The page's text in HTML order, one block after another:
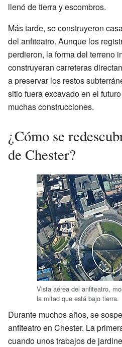
llenó de tierra y escombros.
Más tarde, se construyeron
del anfiteatro. Aunque los
perdieron, la forma del terreno
construyeran carreteras
a preservar los restos
sitio fuera excavado en el
muchas construcciones.
¿Cómo se
de Chester?
Vista aérea del anfiteatro,
la mitad que está bajo tierra.
Durante muchos años, se
anfiteatro en Chester. La
cuando unos trabajos de